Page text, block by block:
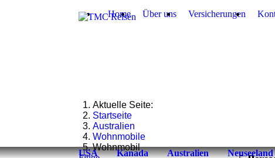
Home Über uns Versicherungen
USA Kanada Australien Neuseeland
Aktuelle Seite:
Startseite
Australien
Wohnmobile
Wohnmobil